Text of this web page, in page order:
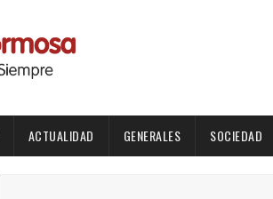
ACTUALIDAD GENERALES SOCIEDAD